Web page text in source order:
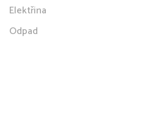
Elektřina
Odpad